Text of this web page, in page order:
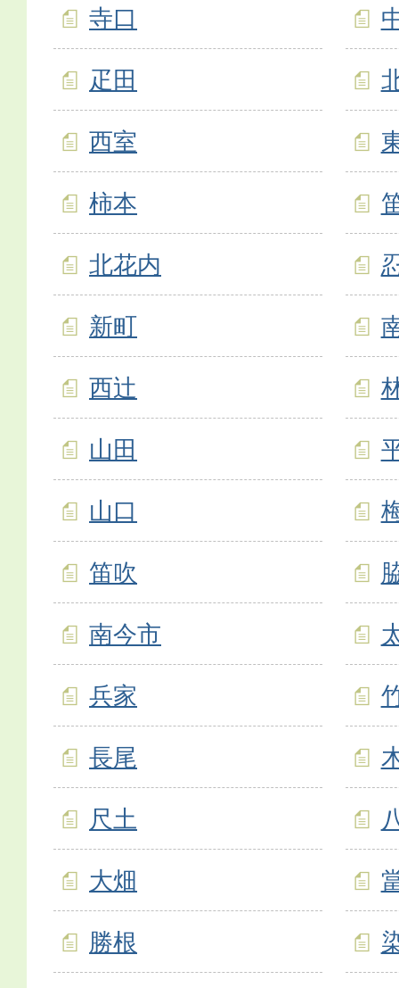
寺口
疋田
西室
柿本
北花内
新町
西辻
山田
山口
笛吹
南今市
兵家
長尾
尺土
大畑
勝根